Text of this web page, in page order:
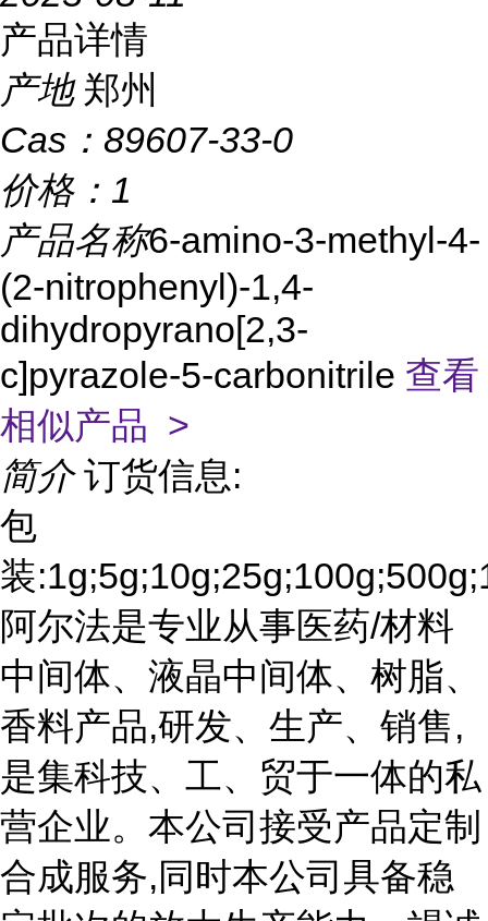
产品详情
产地 郑州
Cas： 89607-33-0
价格： 1
产品名称6-amino-3-methyl-4-
(2-nitrophenyl)-1,4-
dihydropyrano[2,3-
c]pyrazole-5-carbonitrile 查看
相似产品 >
简介 订货信息:
包
装
阿尔法是专业从事医药/材料
中间体、液晶中间体、树脂、
香料产品,研发、生产、销售,
是集科技、工、贸于一体的私
营企业。本公司接受产品定制
合成服务,同时本公司具备稳